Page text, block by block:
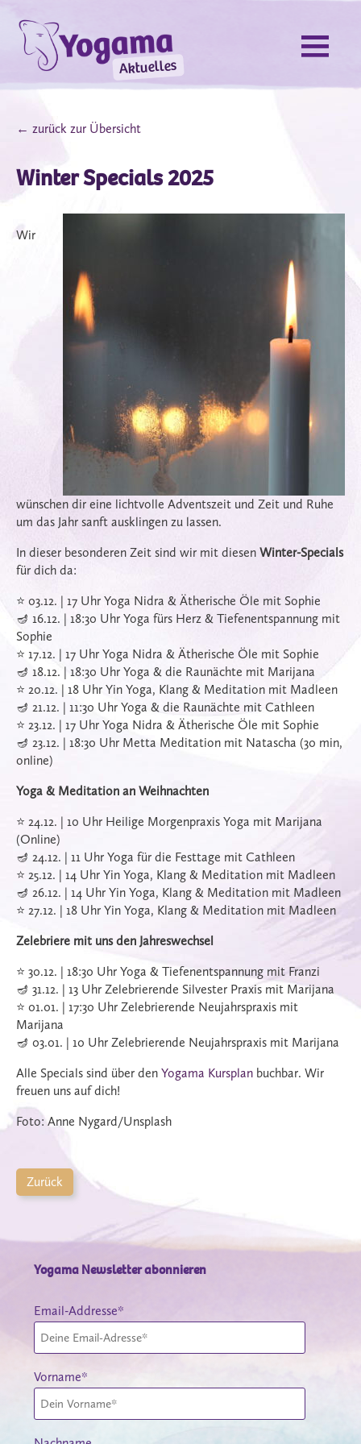
Aktuelles
← zurück zur Übersicht
Winter Specials 2025
Wir
wünschen dir eine lichtvolle Adventszeit und Zeit und Ruhe
um das Jahr sanft ausklingen zu lassen.
In dieser besonderen Zeit sind wir mit diesen Winter-Specials
für dich da:
⭐️ 03.12. | 17 Uhr Yoga Nidra & Ätherische Öle mit Sophie
🪔 16.12. | 18:30 Uhr Yoga fürs Herz & Tiefenentspannung mit
Sophie
⭐️ 17.12. | 17 Uhr Yoga Nidra & Ätherische Öle mit Sophie
🪔 18.12. | 18:30 Uhr Yoga & die Raunächte mit Marijana
⭐️ 20.12. | 18 Uhr Yin Yoga, Klang & Meditation mit Madleen
🪔 21.12. | 11:30 Uhr Yoga & die Raunächte mit Cathleen
⭐️ 23.12. | 17 Uhr Yoga Nidra & Ätherische Öle mit Sophie
🪔 23.12. | 18:30 Uhr Metta Meditation mit Natascha (30 min,
online)
Yoga & Meditation an Weihnachten
⭐️ 24.12. | 10 Uhr Heilige Morgenpraxis Yoga mit Marijana
(Online)
🪔 24.12. | 11 Uhr Yoga für die Festtage mit Cathleen
⭐️ 25.12. | 14 Uhr Yin Yoga, Klang & Meditation mit Madleen
🪔 26.12. | 14 Uhr Yin Yoga, Klang & Meditation mit Madleen
⭐️ 27.12. | 18 Uhr Yin Yoga, Klang & Meditation mit Madleen
Zelebriere mit uns den Jahreswechsel
⭐️ 30.12. | 18:30 Uhr Yoga & Tiefenentspannung mit Franzi
🪔 31.12. | 13 Uhr Zelebrierende Silvester Praxis mit Marijana
⭐️ 01.01. | 17:30 Uhr Zelebrierende Neujahrspraxis mit
Marijana
🪔 03.01. | 10 Uhr Zelebrierende Neujahrspraxis mit Marijana
Alle Specials sind über den Yogama Kursplan buchbar. Wir
freuen uns auf dich!
Foto: Anne Nygard/Unsplash
Zurück
Yogama Newsletter abonnieren
Email-Addresse*
Vorname*